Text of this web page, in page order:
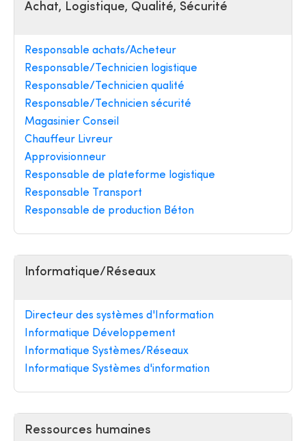
Achat, Logistique, Qualité, Sécurité
Responsable achats/Acheteur
Responsable/Technicien logistique
Responsable/Technicien qualité
Responsable/Technicien sécurité
Magasinier Conseil
Chauffeur Livreur
Approvisionneur
Responsable de plateforme logistique
Responsable Transport
Responsable de production Béton
Informatique/Réseaux
Directeur des systèmes d'Information
Informatique Développement
Informatique Systèmes/Réseaux
Informatique Systèmes d'information
Ressources humaines